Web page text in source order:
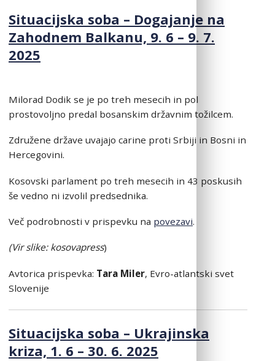
Situacijska soba – Dogajanje na
Zahodnem Balkanu, 9. 6 – 9. 7.
2025
Milorad Dodik se je po treh mesecih in pol
prostovoljno predal bosanskim državnim tožilcem.
Združene države uvajajo carine proti Srbiji in Bosni in
Hercegovini.
Kosovski parlament po treh mesecih in 43 poskusih
še vedno ni izvolil predsednika.
Več podrobnosti v prispevku na povezavi.
(Vir slike: kosovapress)
Avtorica prispevka: Tara Miler, Evro-atlantski svet
Slovenije
Situacijska soba – Ukrajinska
kriza, 1. 6 – 30. 6. 2025